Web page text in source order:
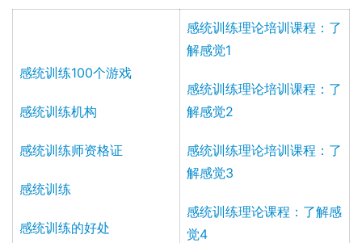
感统训练100个游戏
感统训练机构
感统训练师资格证
感统训练
感统训练的好处
感统训练理论培训课程：了
解感觉1
感统训练理论培训课程：了
解感觉2
感统训练理论培训课程：了
解感觉3
感统训练理论课程：了解感
觉4